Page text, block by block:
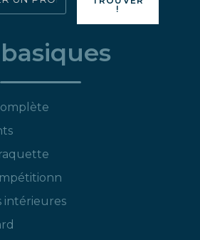
directement
produit
:
!
intérieures